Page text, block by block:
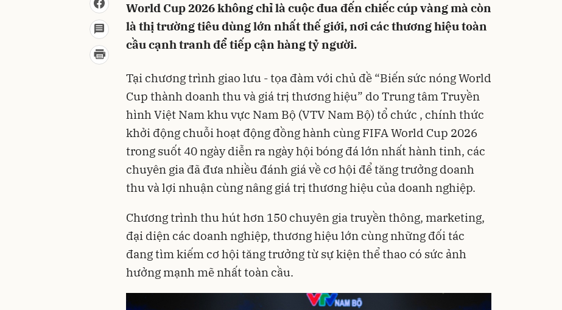
World Cup 2026 không chỉ là cuộc đua đến chiếc cúp vàng mà còn
là thị trường tiêu dùng lớn nhất thế giới, nơi các thương hiệu toàn
cầu cạnh tranh để tiếp cận hàng tỷ người.
Tại chương trình giao lưu - tọa đàm với chủ đề “Biến sức nóng World
Cup thành doanh thu và giá trị thương hiệu” do Trung tâm Truyền
hình Việt Nam khu vực Nam Bộ (VTV Nam Bộ) tổ chức , chính thức
khởi động chuỗi hoạt động đồng hành cùng FIFA World Cup 2026
trong suốt 40 ngày diễn ra ngày hội bóng đá lớn nhất hành tinh, các
chuyên gia đã đưa nhiều đánh giá về cơ hội để tăng trưởng doanh
thu và lợi nhuận cùng nâng giá trị thương hiệu của doanh nghiệp.
Chương trình thu hút hơn 150 chuyên gia truyền thông, marketing,
đại diện các doanh nghiệp, thương hiệu lớn cùng những đối tác
đang tìm kiếm cơ hội tăng trưởng từ sự kiện thể thao có sức ảnh
hưởng mạnh mẽ nhất toàn cầu.